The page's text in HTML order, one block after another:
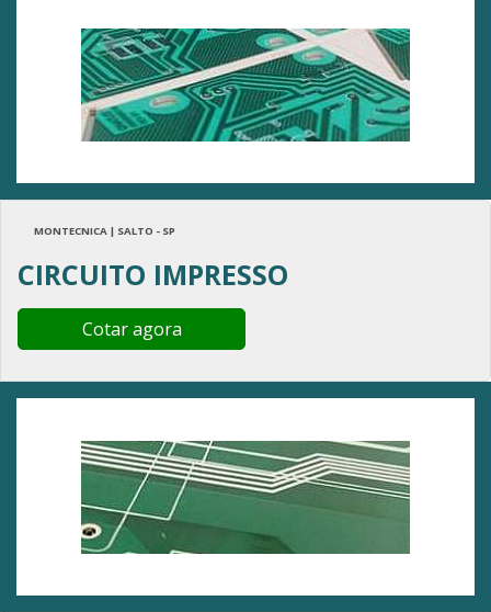
MONTECNICA | SALTO - SP
CIRCUITO IMPRESSO
Cotar agora